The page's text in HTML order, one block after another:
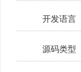
开发语言
源码类型